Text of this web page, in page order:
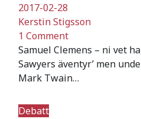
2017-02-28
Kerstin Stigsson
1 Comment
Samuel Clemens – ni vet
Sawyers äventyr’ men
Mark Twain…
Debatt